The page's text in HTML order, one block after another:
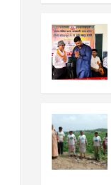
at
s
A
p
c
e
k